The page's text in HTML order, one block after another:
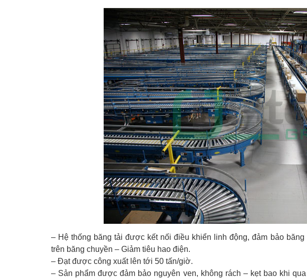
– Hệ thống băng tải được kết nối điều khiển linh động, đảm bảo
trên băng chuyền – Giảm tiêu hao điện.
– Đạt được công xuất lên tới 50 tấn/giờ.
– Sản phẩm được đảm bảo nguyên ven, không rách – kẹt bao khi